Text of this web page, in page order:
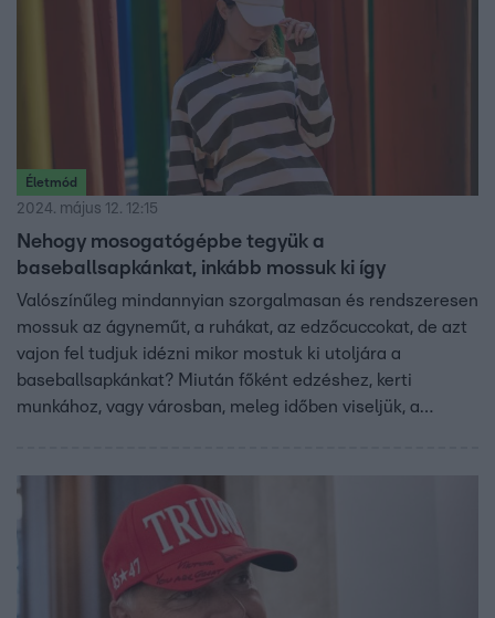
Életmód
2024. május 12. 12:15
Nehogy mosogatógépbe tegyük a
baseballsapkánkat, inkább mossuk ki így
Valószínűleg mindannyian szorgalmasan és rendszeresen
mossuk az ágyneműt, a ruhákat, az edzőcuccokat, de azt
vajon fel tudjuk idézni mikor mostuk ki utoljára a
baseballsapkánkat? Miután főként edzéshez, kerti
munkához, vagy városban, meleg időben viseljük, a
maradványairól, a sminkfoltokról és egyebekről. Ha meg
csak ritkán vesszük fel a kalapunkat, akkor por és kosz
gyűlhet benne, ezért időről időre ki kell mosni, azonban
nem mindegy, hogyan.